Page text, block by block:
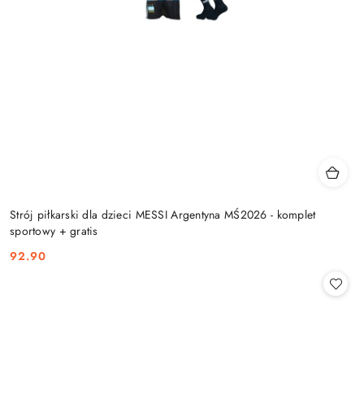
Strój piłkarski dla dzieci MESSI Argentyna MŚ2026 - komplet
sportowy + gratis
Cena:
92.90